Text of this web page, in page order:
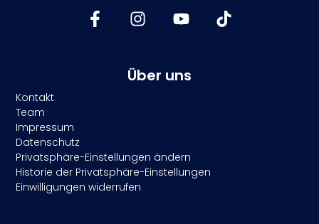
Über uns
Kontakt
Team
Impressum
Datenschutz
Privatsphäre-Einstellungen ändern
Historie der Privatsphäre-Einstellungen
Einwilligungen widerrufen